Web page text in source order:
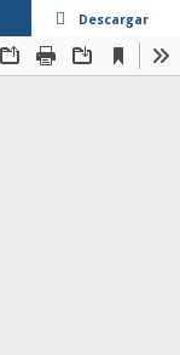
Descargar